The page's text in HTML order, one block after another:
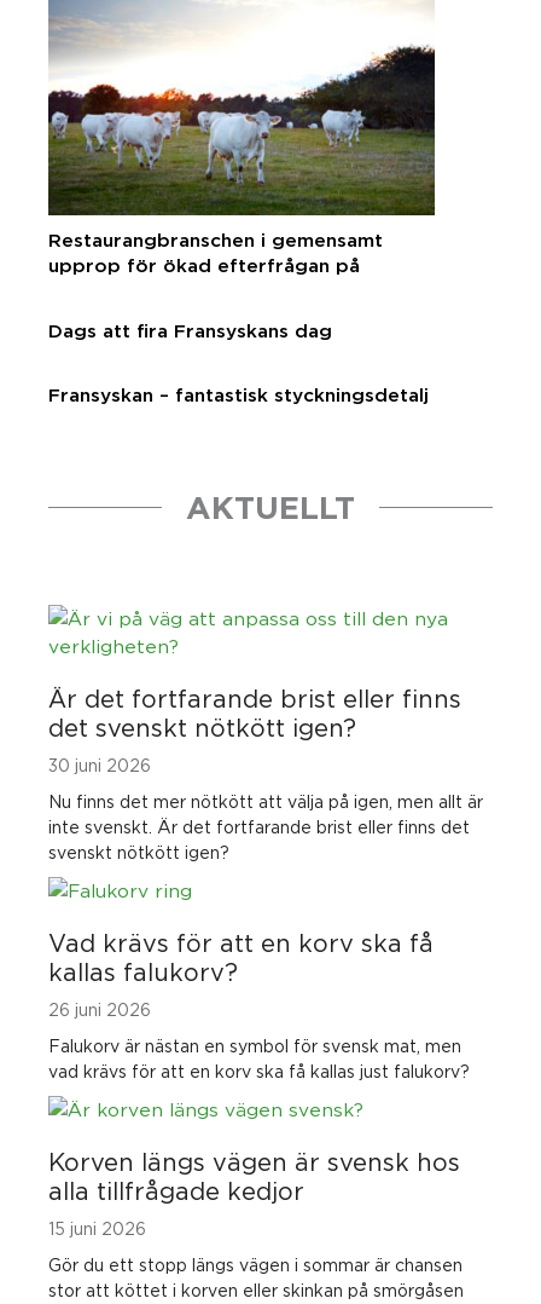
Restaurangbranschen i gemensamt
upprop för ökad efterfrågan på
Dags att fira Fransyskans dag
Fransyskan – fantastisk styckningsdetalj
AKTUELLT
Är det fortfarande brist eller finns
det svenskt nötkött igen?
30 juni 2026
Nu finns det mer nötkött att välja på igen, men allt är
inte svenskt. Är det fortfarande brist eller finns det
svenskt nötkött igen?
Vad krävs för att en korv ska få
kallas falukorv?
26 juni 2026
Falukorv är nästan en symbol för svensk mat, men
vad krävs för att en korv ska få kallas just falukorv?
Korven längs vägen är svensk hos
alla tillfrågade kedjor
15 juni 2026
Gör du ett stopp längs vägen i sommar är chansen
stor att köttet i korven eller skinkan på smörgåsen